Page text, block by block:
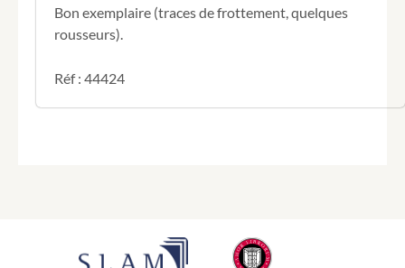
Bon exemplaire (traces de frottement, quelques
rousseurs).
Réf : 44424